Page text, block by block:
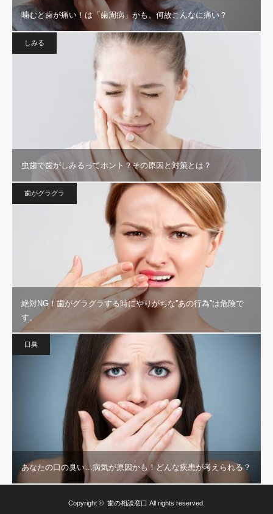
噛むと歯が痛い！は「歯周病」かも。何故こんなに痛い？
しみる
虫歯で歯がしみるってホント？その原因と対策とは？
歯がグラグラ
絶対NG！歯がグラグラする時にやりがちな”あの行為”は危険で
す。
口臭
あなたの口の臭い…病気が原因かも！どんな疾患が考えられる？
Copyright © 歯の相談窓口 All rights reserved.